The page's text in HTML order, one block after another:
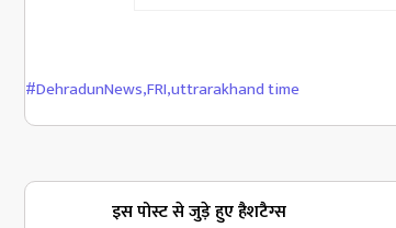
#DehradunNews,FRI,uttrarakhand time
इस पोस्ट से जुड़े हुए हैशटैग्स